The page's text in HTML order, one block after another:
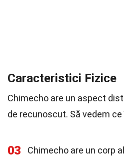
Caracteristici Fizice
Chimecho are un aspect
de recunoscut. Să vedem
03
Chimecho are un corp